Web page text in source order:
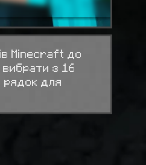
Minecraft до
з 16
рядок для